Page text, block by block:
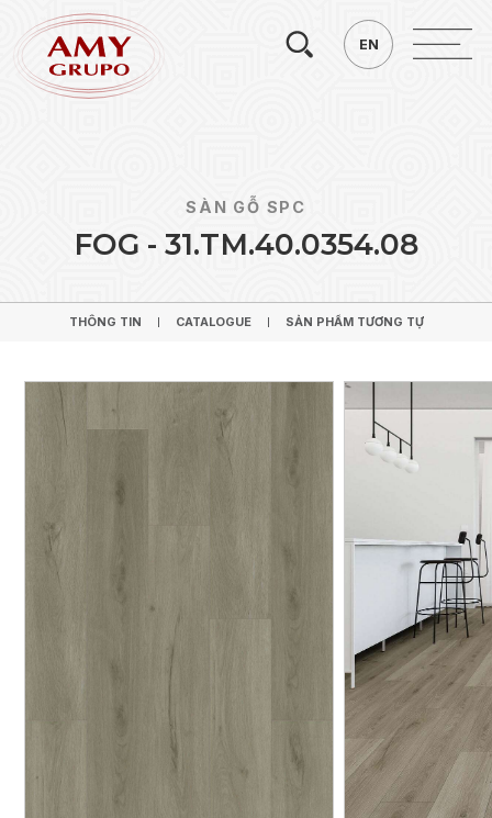
EN
SÀN GỖ SPC
FOG - 31.TM.40.0354.08
THÔNG TIN CATALOGUE SẢN PHẨM TƯƠNG TỰ
Tìm